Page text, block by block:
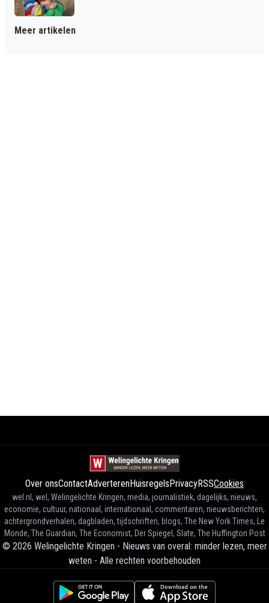
Meer artikelen
Over onsContactAdverterenHuisregelsPrivacyRSSCookies
wel.nl, wel, Welingelichte Kringen, media, journalistiek, dagelijks, nieuws,
economie, cultuur, nationaal, internationaal, commentaren, nieuwsberichten,
achtergrondverhalen, dagbladen, tijdschriften, blogs, The New York Times, Le
Monde, The Guardian, The Economist, Der Spiegel, Slate, The Huffington Post
© 2026 Welingelichte Kringen - Nieuws van overal: minder lezen, meer
weten - Alle rechten voorbehouden